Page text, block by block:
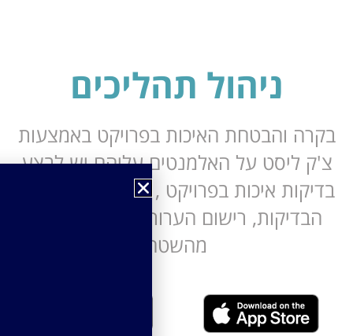
ניהול תהליכים
והבטחת האיכות בפרויקט באמצעות
ליסט על האלמנטים עליהם יש לבצע
איכות בפרויקט , אפשרות דיווח על
רישום הערות ותיעוד תמונות
מהשטח